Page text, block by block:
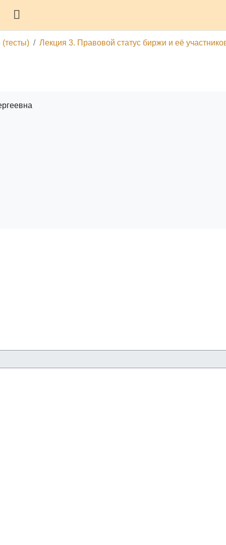
Лекция 3. Правовой статус биржи и её